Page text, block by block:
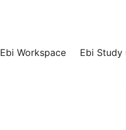
Ebi Workspace Ebi Study